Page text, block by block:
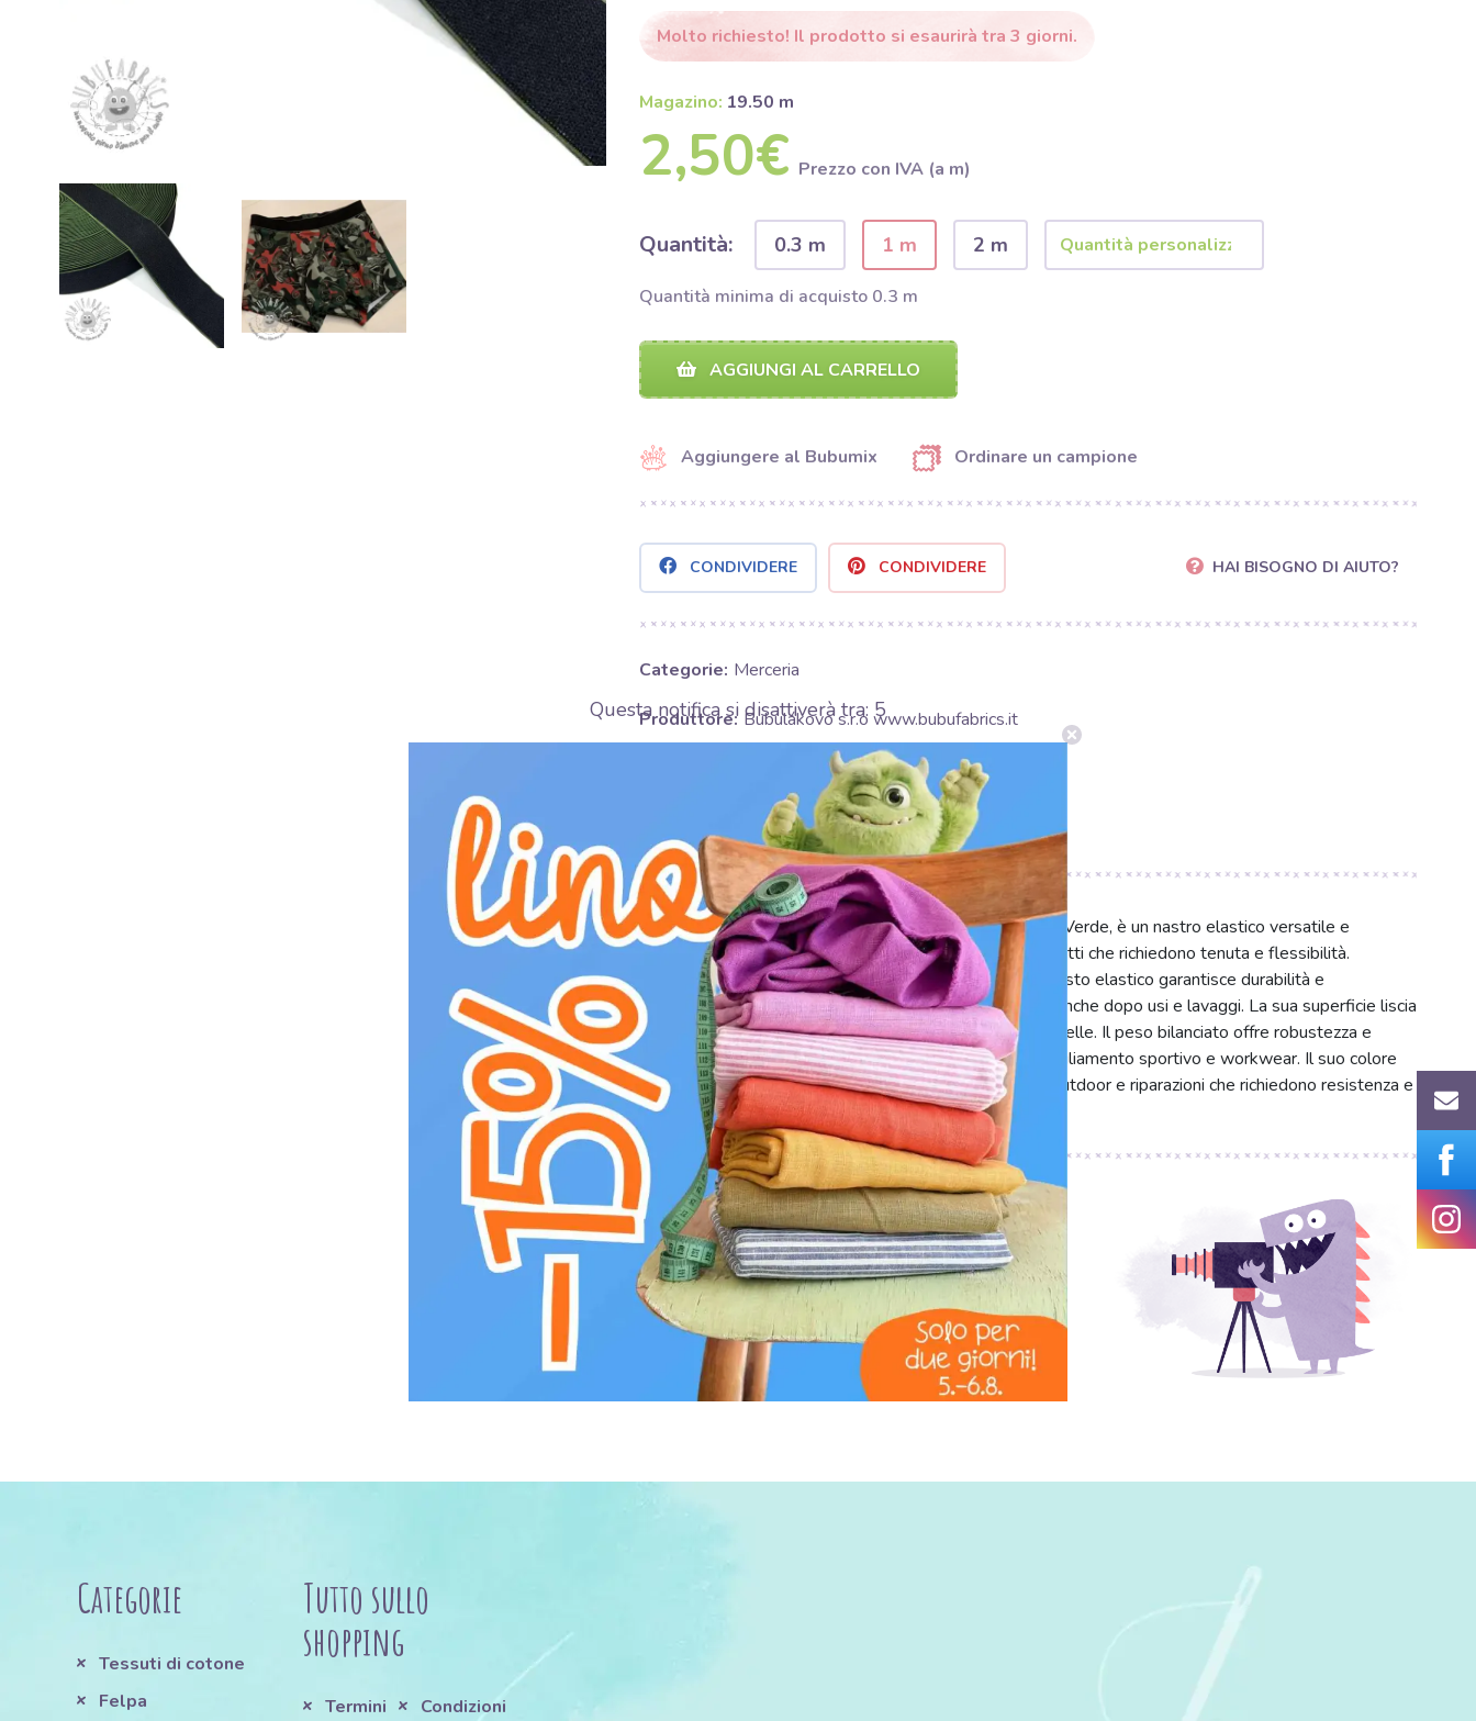
Molto richiesto! Il prodotto si esaurirà tra 3 giorni.
Magazino: 19.50 m
2,50€ Prezzo con IVA (a m)
Quantità: 0.3 m 1 m 2 m
Quantità minima di acquisto 0.3 m
AGGIUNGI AL CARRELLO
Aggiungere al Bubumix Ordinare un campione
CONDIVIDERE CONDIVIDERE HAI BISOGNO DI AIUTO?
Categorie: Merceria
Produttore: Bubulákovo s.r.o www.bubufabrics.it
L'Elastico liscio 4 cm Rim army, nel suo distintivo colore Verde, è un nastro elastico versatile e
affidabile. La larghezza di 4 cm lo rende ideale per progetti che richiedono tenuta e flessibilità.
Realizzato con una miscela di Poliestere ed Elastan, questo elastico garantisce durabilità e
un'elasticità costante nel tempo, mantenendo la forma anche dopo usi e lavaggi. La sua superficie liscia
è piacevole al tatto, perfetta per capi a contatto con la pelle. Il peso bilanciato offre robustezza e
flessibilità ottimali. Ideale per cinture, polsini, orli di abbigliamento sportivo e workwear. Il suo colore
Verde "army" lo rende perfetto per uniformi, accessori outdoor e riparazioni che richiedono resistenza e
uno stile utilitario e discreto.
CARICA QUI LA FOTO
E OTTIENI50 puntinel Programma Fedeltà
ACCEDI
Categorie
Tessuti di cotone
Felpa
Tutto sullo
shopping
Termini
Condizioni
Questa notifica si disattiverà tra:4